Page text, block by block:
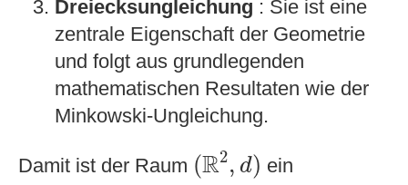
Dreiecksungleichung : Sie ist eine
zentrale Eigenschaft der Geometrie
und folgt aus grundlegenden
mathematischen Resultaten wie der
Minkowski-Ungleichung.
Damit ist der Raum (R2, d)
(R2 d)
ein